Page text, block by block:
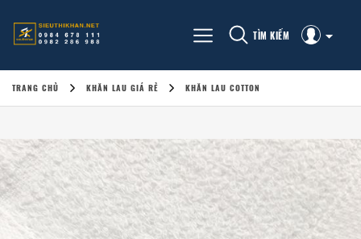
TÌM KIẾM
TRANG CHỦ KHĂN LAU GIÁ RẺ KHĂN LAU COTTON